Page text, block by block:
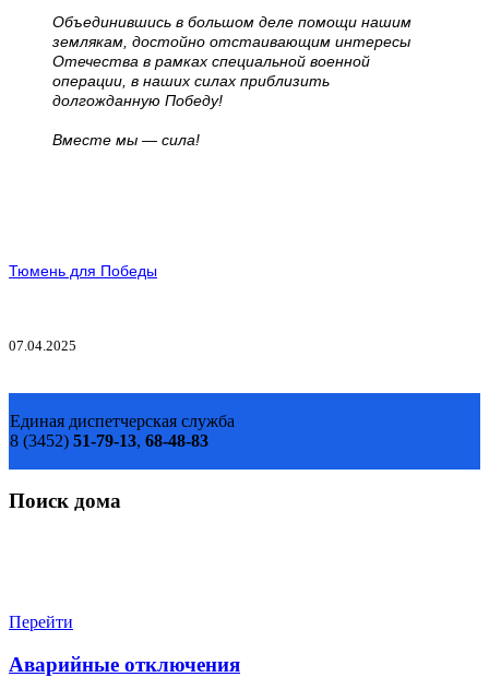
Объединившись в большом деле помощи нашим
землякам, достойно отстаивающим интересы
Отечества в рамках специальной военной
операции, в наших силах приблизить
долгожданную Победу!
Вместе мы — сила!
Тюмень для Победы
07.04.2025
Единая диспетчерская служба
8 (3452) 51-79-13, 68-48-83
Поиск дома
Перейти
Аварийные отключения